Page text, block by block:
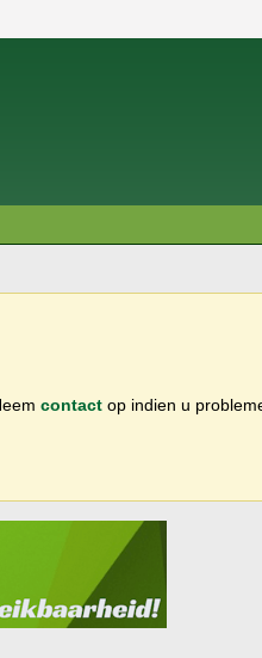
contact op indien u